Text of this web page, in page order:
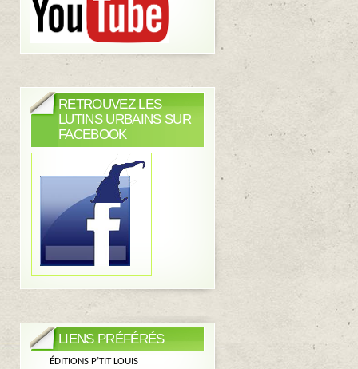
RETROUVEZ LES
LUTINS URBAINS SUR
FACEBOOK
LIENS PRÉFÉRÉS
ÉDITIONS P’TIT LOUIS